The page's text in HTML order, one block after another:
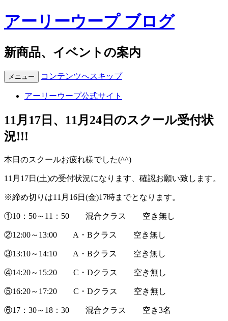
アーリーウープ ブログ
新商品、イベントの案内
メニュー コンテンツへスキップ
アーリーウープ公式サイト
11月17日、11月24日のスクール受付状
況!!!
本日のスクールお疲れ様でした(^^)
11月17日(土)の受付状況になります、確認お願い致します。
※締め切りは11月16日(金)17時までとなります。
①10：50～11：50 混合クラス 空き無し
②12:00～13:00 A・Bクラス 空き無し
③13:10～14:10 A・Bクラス 空き無し
④14:20～15:20 C・Dクラス 空き無し
⑤16:20～17:20 C・Dクラス 空き無し
⑥17：30～18：30 混合クラス 空き3名